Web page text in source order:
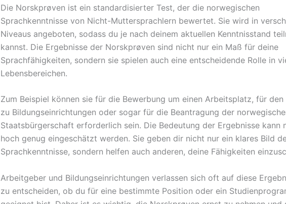
Die Norskprøven ist ein standardisierter Test, der die norwegischen
Sprachkenntnisse von Nicht-Muttersprachlern bewertet. Sie wird in
Niveaus angeboten, sodass du je nach deinem aktuellen Kenntnisstand
kannst. Die Ergebnisse der Norskprøven sind nicht nur ein Maß für deine
Sprachfähigkeiten, sondern sie spielen auch eine entscheidende Rolle in
Lebensbereichen.
Zum Beispiel können sie für die Bewerbung um einen Arbeitsplatz, für den
zu Bildungseinrichtungen oder sogar für die Beantragung der
Staatsbürgerschaft erforderlich sein. Die Bedeutung der Ergebnisse kann
hoch genug eingeschätzt werden. Sie geben dir nicht nur ein klares Bild
Sprachkenntnisse, sondern helfen auch anderen, deine Fähigkeiten
Arbeitgeber und Bildungseinrichtungen verlassen sich oft auf diese
zu entscheiden, ob du für eine bestimmte Position oder ein